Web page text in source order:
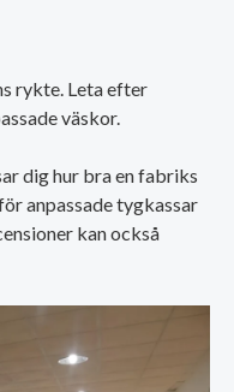
rykte. Leta efter
väskor.
dig hur bra en fabriks
anpassade tygkassar
kan också